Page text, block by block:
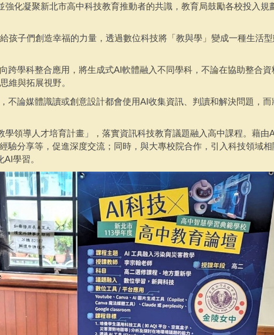
化凝聚新北市高中科技教育推動者的共識，教育局鼓勵各校投入規
孩子們創造幸福的力量，透過數位科技將「教與學」變成一種生活
跨學科整合應用，將生成式AI軟體融入不同學科，不論在協助整合
維與拓展視野。
不論媒體識讀或創意設計都會使用AI收集資訊、判讀和解決問題，
領導人才培育計畫」，落實資訊科技教育議題融入高中課程。藉由
驗分享等，促進深度交流；同時，與大專校院合作，引入科技領域
學習。